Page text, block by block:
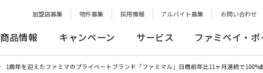
加盟店募集 物件募集 採用情報 アルバイト募集 お問い合わせ
商品情報 キャンペーン サービス ファミペイ・
1周年を迎えたファミマのプライベートブランド「ファミマル」日商前年比11ヶ月連続で100%